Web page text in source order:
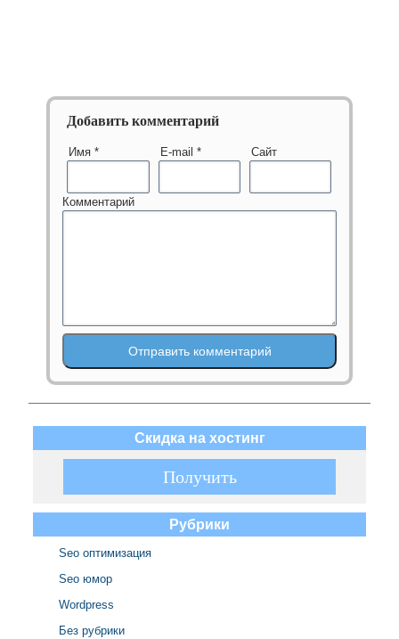
Добавить комментарий
Имя* E-mail * Сайт
Комментарий
Скидка на хостинг
► ЖМИ ◄
Получить
Получить
Рубрики
Seo оптимизация
Seo юмор
Wordpress
Без рубрики